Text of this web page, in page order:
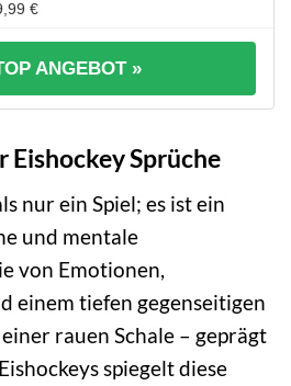
€
ANGEBOT »
Eishockey Sprüche
nur ein Spiel; es ist ein
und mentale
von Emotionen,
einem tiefen gegenseitigen
rauen Schale – geprägt
spiegelt diese